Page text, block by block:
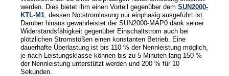
werden. Dies bietet ihm einen Vorteil gegenüber dem SUN2000-
KTL-M1, dessen Notstromlösung nur einphasig ausgeführt ist.
Darüber hinaus gewährleistet der SUN2000-MAP0 dank seiner
Widerstandsfähigkeit gegenüber Einschaltstrom auch bei
plötzlichen Stromstößen einen konstanten Betrieb. Eine
dauerhafte Überlastung ist bis 110 % der Nennleistung möglich,
je nach Leistungsklasse können bis zu 5 Minuten lang 150 %
der Nennleistung unterstützt werden und 200 % für 10
Sekunden.